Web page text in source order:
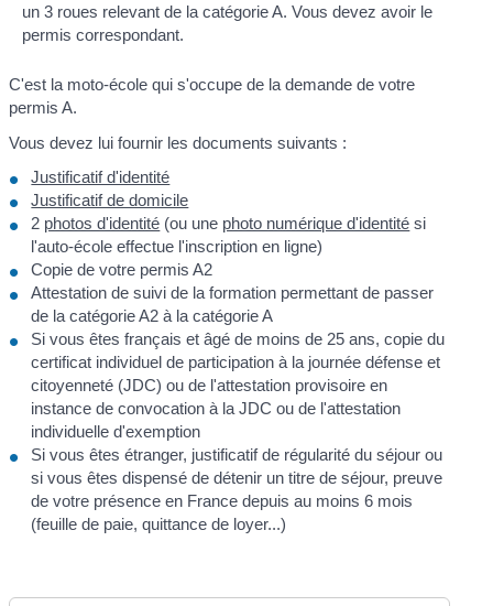
un 3 roues relevant de la catégorie A. Vous devez avoir le
permis correspondant.
C'est la moto-école qui s'occupe de la demande de votre
permis A.
Vous devez lui fournir les documents suivants :
Justificatif d'identité
Justificatif de domicile
2 photos d'identité (ou une photo numérique d'identité si
l'auto-école effectue l'inscription en ligne)
Copie de votre permis A2
Attestation de suivi de la formation permettant de passer
de la catégorie A2 à la catégorie A
Si vous êtes français et âgé de moins de 25 ans, copie du
certificat individuel de participation à la journée défense et
citoyenneté (JDC) ou de l'attestation provisoire en
instance de convocation à la JDC ou de l'attestation
individuelle d'exemption
Si vous êtes étranger, justificatif de régularité du séjour ou
si vous êtes dispensé de détenir un titre de séjour, preuve
de votre présence en France depuis au moins 6 mois
(feuille de paie, quittance de loyer...)